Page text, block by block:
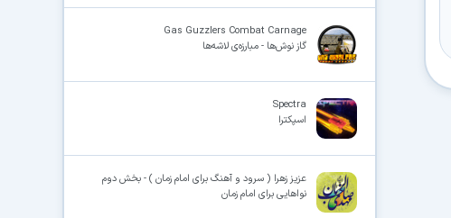
Gas Guzzlers Combat Carnage
گاز نوش‌ها - مبارزه‌ی لاشه‌ها
Spectra
اسپکترا
عزیز زهرا ( سرود و آهنگ برای امام زمان ) - بخش دوم
نواهایی برای امام زمان